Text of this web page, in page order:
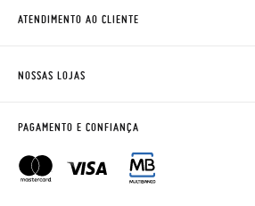
AVISO LEGAL, PRIVACIDADE E COOKIES
GUIA DE TAMANHOS
SALDOS
ATENDIMENTO AO CLIENTE
HORÁRIO
PERGUNTAS FREQUENTES
NOSSAS LOJAS
PAGAMENTO E CONFIANÇA